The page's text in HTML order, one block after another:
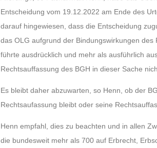
Entscheidung vom 19.12.2022 am Ende des
darauf hingewiesen, dass die Entscheidung
das OLG aufgrund der Bindungswirkungen
führte ausdrücklich und mehr als ausführlich
Rechtsauffassung des BGH in dieser Sache
Es bleibt daher abzuwarten, so Henn, ob der
Rechtsaufassung bleibt oder seine
Henn empfahl, dies zu beachten und in allen
die bundesweit mehr als 700 auf Erbrecht,